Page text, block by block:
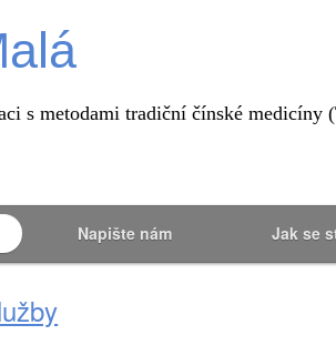
s metodami tradiční čínské medicíny
Napište nám Jak se